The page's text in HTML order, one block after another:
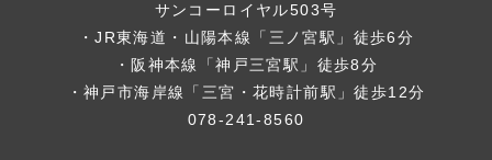
サンコーロイヤル503号
・JR東海道・山陽本線「三ノ宮駅」徒歩6分
・阪神本線「神戸三宮駅」徒歩8分
・神戸市海岸線「三宮・花時計前駅」徒歩12分
078-241-8560